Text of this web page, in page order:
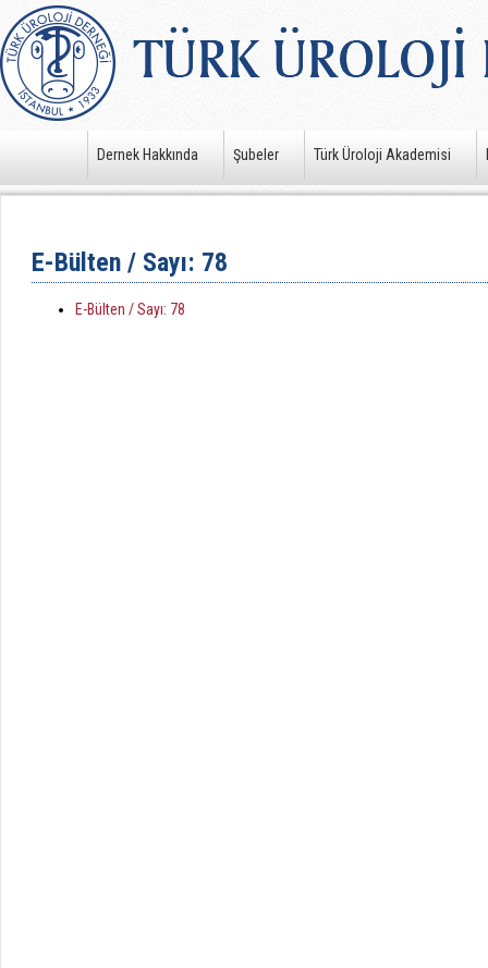
Dernek Hakkında Şubeler Türk Üroloji Akademisi
E-Bülten / Sayı: 78
E-Bülten / Sayı: 78